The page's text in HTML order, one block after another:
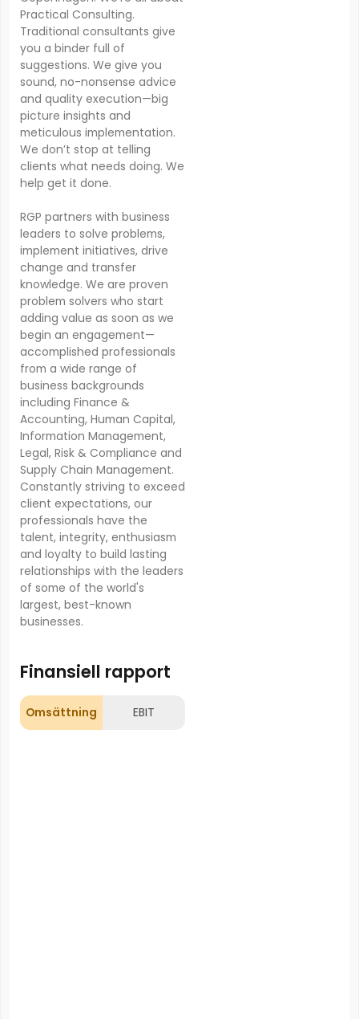
Practical Consulting.
Traditional consultants give
you a binder full of
suggestions. We give you
sound, no-nonsense advice
and quality execution—big
picture insights and
meticulous implementation.
We don’t stop at telling
clients what needs doing. We
help get it done.
RGP partners with business
leaders to solve problems,
implement initiatives, drive
change and transfer
knowledge. We are proven
problem solvers who start
adding value as soon as we
begin an engagement—
accomplished professionals
from a wide range of
business backgrounds
including Finance &
Accounting, Human Capital,
Information Management,
Legal, Risk & Compliance and
Supply Chain Management.
Constantly striving to exceed
client expectations, our
professionals have the
talent, integrity, enthusiasm
and loyalty to build lasting
relationships with the leaders
of some of the world's
largest, best-known
businesses.
Finansiell rapport
Omsättning EBIT